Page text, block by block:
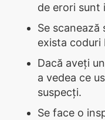
de erori sunt
Se
exista coduri
Dacă aveți
a vedea ce
suspecți.
Se face o